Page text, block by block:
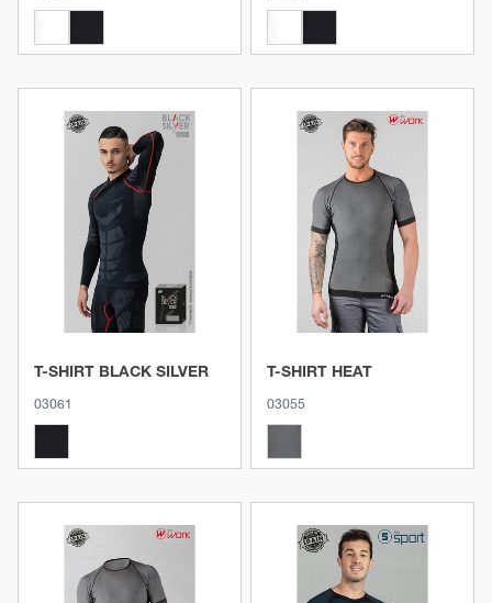
Voir le produit
T-SHIRT BLACK SILVER
03061
Voir le produit
T-SHIRT HEAT
03055